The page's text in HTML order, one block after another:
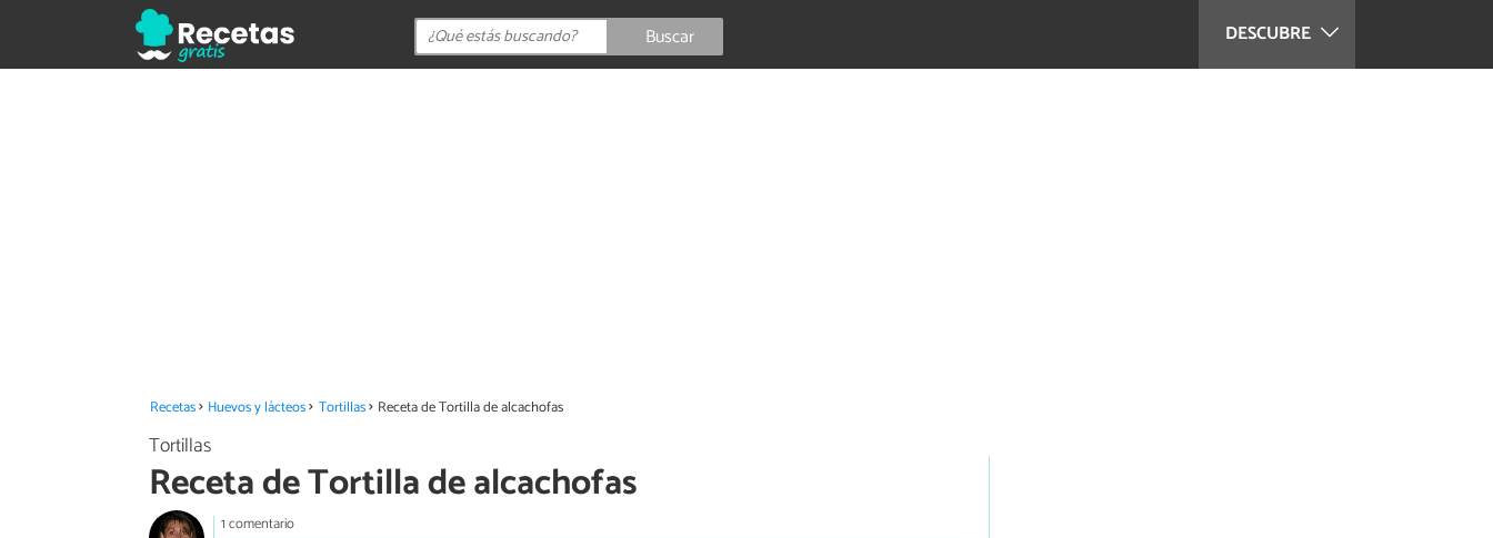
DESCUBRE
Buscar
Recetas Huevos y lácteos Tortillas Receta de Tortilla de alcachofas
Tortillas
Receta de Tortilla de alcachofas
1 comentario